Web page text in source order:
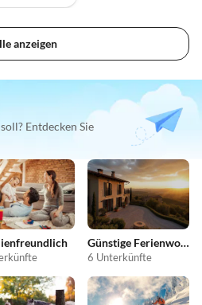
anzeigen
Entdecken Sie
Günstige Ferienwohnungen
6 Unterkünfte